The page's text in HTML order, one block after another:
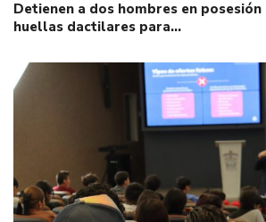
Detienen a dos hombres en
huellas dactilares para…